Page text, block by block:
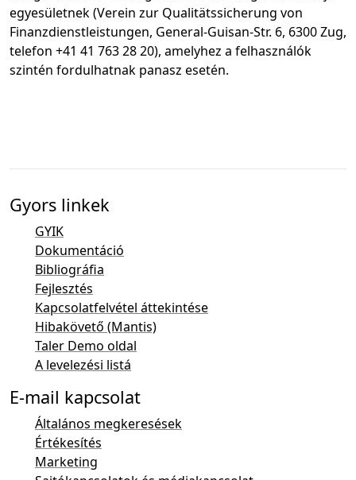
egyesületnek (Verein zur Qualitätssicherung von
Finanzdienstleistungen, General-Guisan-Str. 6, 6300 Zug,
telefon +41 41 763 28 20), amelyhez a felhasználók
szintén fordulhatnak panasz esetén.
Gyors linkek
GYIK
Dokumentáció
Bibliográfia
Fejlesztés
Kapcsolatfelvétel áttekintése
Hibakövető (Mantis)
Taler Demo oldal
A levelezési listá
E-mail kapcsolat
Általános megkeresések
Értékesítés
Marketing